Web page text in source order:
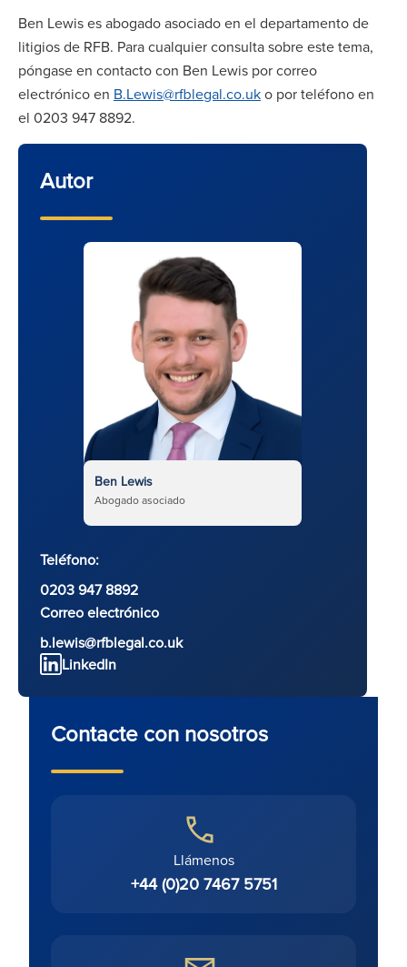
Ben Lewis es abogado asociado en el departamento de
litigios de RFB. Para cualquier consulta sobre este tema,
póngase en contacto con Ben Lewis por correo
electrónico en B.Lewis@rfblegal.co.uko por teléfono en
el 0203 947 8892.
Autor
Ben Lewis
Abogado asociado
Teléfono:
0203 947 8892
Correo electrónico
b.lewis@rfblegal.co.uk
LinkedIn
Contacte con nosotros
Llámenos
+44 (0)20 7467 5751